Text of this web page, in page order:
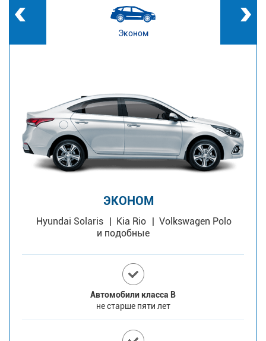
Эконом
ЭКОНОМ
Hyundai Solaris Kia Rio
Volkswagen Polo
и подобные
Автомобили класса В
не старше пяти лет